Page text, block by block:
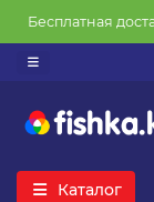
Бесплатная
Каталог